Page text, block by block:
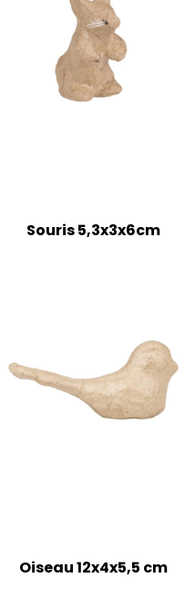
Souris 5,3x3x6cm
Oiseau 12x4x5,5 cm